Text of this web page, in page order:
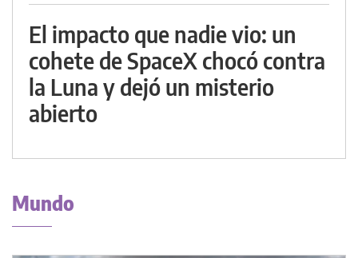
El impacto que nadie vio: un
cohete de SpaceX chocó contra
la Luna y dejó un misterio
abierto
Mundo